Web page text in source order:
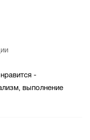
-
выполнение